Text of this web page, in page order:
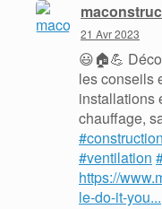
21 Avr 2023
😃🏠💪
les conseils
installations
chauffage,
#construction
#ventilation
https://
le-do-it-you...